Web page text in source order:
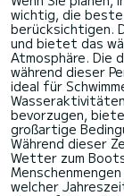
wichtig, die beste
berücksichtigen.
und bietet das
Atmosphäre. Die
während dieser
ideal für
bevorzugen,
großartige
Während dieser
Wetter zum
welcher